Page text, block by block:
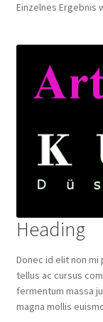
Einzelnes Ergebnis
Heading
Donec id elit non
tellus ac cursus
fermentum massa
magna mollis